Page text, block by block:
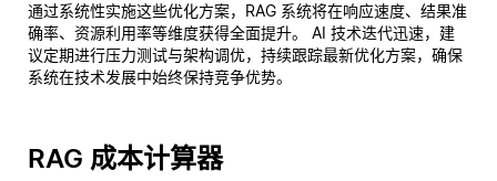
通过系统性实施这些优化方案，RAG 系统将在响应速度、结果准
确率、资源利用率等维度获得全面提升。 AI 技术迭代迅速，建
议定期进行压力测试与架构调优，持续跟踪最新优化方案，确保
系统在技术发展中始终保持竞争优势。
RAG 成本计算器